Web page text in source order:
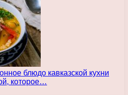
блюдо кавказской кухни
которое…